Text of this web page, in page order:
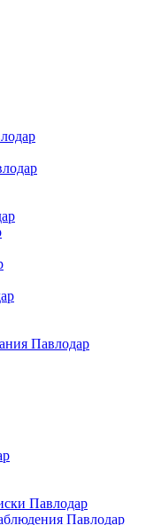
Павлодар
Павлодар
Павлодар